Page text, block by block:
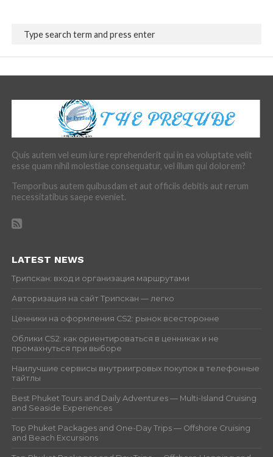
Quis autem vel eum iure reprehenderit qui in ea voluptate velit
esse quam nihil molestiae consequatur, vel illum qui dolorem?
Temporibus autem quibusdam et aut officiis debitis aut rerum
necessitatibus saepe eveniet.
LATEST NEWS
Трипскан: вход и организация маршрутами
Авторизация на сайт Трипскан — легко
Ценники на оформления CS2: рынок всесторонне
Облики CS2: как ориентироваться в ценниках и не
промахнуться при выборе
Наилучшие сервисы внутриигровых покупок в телефонные
тайтлы
Best Phuket Tours and Daily Adventures — Multi-Island Cruising
and Seaside Experiences
Top Phuket Packages and One-Day Trips — Offshore Cruising
and Beach Excursions